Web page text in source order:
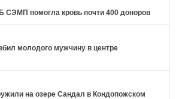
СЭМП помогла кровь почти 400 доноров
молодого мужчину в центре
на озере Сандал в Кондопожском